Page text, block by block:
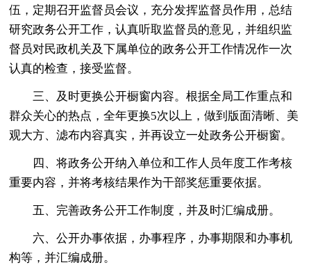
伍，定期召开监督员会议，充分发挥监督员作用，总结
研究政务公开工作，认真听取监督员的意见，并组织监
督员对民政机关及下属单位的政务公开工作情况作一次
认真的检查，接受监督。
三、及时更换公开橱窗内容。根据全局工作重点和
群众关心的热点，全年更换5次以上，做到版面清晰、美
观大方、滤布内容真实，并再设立一处政务公开橱窗。
四、将政务公开纳入单位和工作人员年度工作考核
重要内容，并将考核结果作为干部奖惩重要依据。
五、完善政务公开工作制度，并及时汇编成册。
六、公开办事依据，办事程序，办事期限和办事机
构等，并汇编成册。